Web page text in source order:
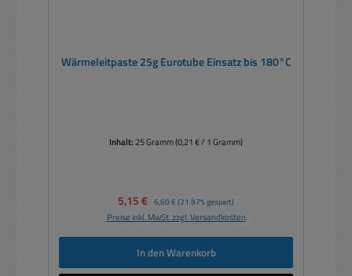
Wärmeleitpaste 25g Eurotube Einsatz bis 180°C
Inhalt:25 Gramm(0,21 € / 1 Gramm)
Verkaufspreis:
5,15 € Regulärer Preis:
6,60 € (21.97% gespart)
Preise inkl. MwSt. zzgl. Versandkosten
In den Warenkorb